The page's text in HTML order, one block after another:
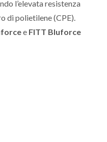
l’elevata resistenza
di polietilene (CPE).
e FITT Bluforce